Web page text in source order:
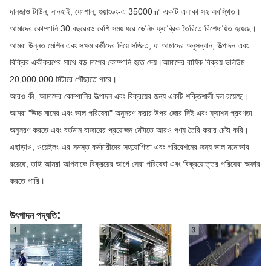
দানজাও টাউন, নানহাই, ফোশান, গুয়াংডং-এ 35000㎡ একটি এলাকা সহ অবস্থিত।
আমাদের কোম্পানি 30 বছরেরও বেশি সময় ধরে ডেনিম ফ্যাব্রিক তৈরিতে বিশেষায়িত হয়েছে।
আমরা উন্নত মেশিন এবং সক্ষম কর্মীদের দিয়ে সজ্জিত, যা আমাদের অনুসন্ধান, উত্পাদন এবং
বিক্রির একীকরণের সাথে বড় মাপের কোম্পানি হতে দেয়।আমাদের বার্ষিক বিক্রয় ভলিউম
20,000,000 মিটারে পৌঁছাতে পারে।
আরও কী, আমাদের কোম্পানির উত্পাদন এবং বিক্রয়ের জন্য একটি শক্তিশালী দল রয়েছে।
আমরা "উচ্চ মানের এবং ভাল পরিষেবা" অনুসরণ করার উপর জোর দিই এবং ফ্যাশন প্রবণতা
অনুসরণ করতে এবং বর্তমান বাজারের প্রয়োজন মেটাতে আরও পণ্য তৈরি করার চেষ্টা করি।
এছাড়াও, ওয়েইলং-এর সমস্ত কর্মচারীদের সহযোগিতা এবং পরিবেশনের জন্য ভাল মনোভাব
রয়েছে, তাই আমরা আপনাকে বিক্রয়ের আগে সেরা পরিষেবা এবং বিক্রয়োত্তর পরিষেবা অফার
করতে পারি।
উৎপাদন পদ্ধতি: